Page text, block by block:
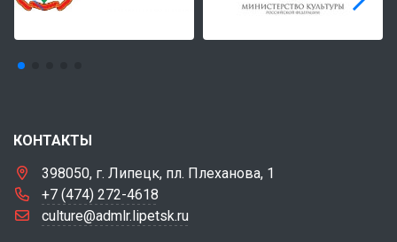
КОНТАКТЫ
398050, г. Липецк, пл. Плеханова, 1
+7 (474) 272-4618
culture@admlr.lipetsk.ru